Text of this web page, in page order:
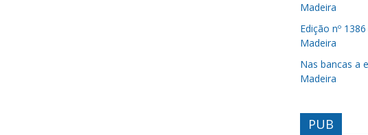
Madeira
Edição nº
Madeira
Nas bancas a
Madeira
PUB